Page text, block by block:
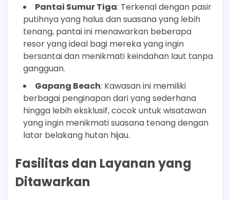
Pantai Sumur Tiga: Terkenal dengan pasir
putihnya yang halus dan suasana yang lebih
tenang, pantai ini menawarkan beberapa
resor yang ideal bagi mereka yang ingin
bersantai dan menikmati keindahan laut tanpa
gangguan.
Gapang Beach: Kawasan ini memiliki
berbagai penginapan dari yang sederhana
hingga lebih eksklusif, cocok untuk wisatawan
yang ingin menikmati suasana tenang dengan
latar belakang hutan hijau.
Fasilitas dan Layanan yang
Ditawarkan